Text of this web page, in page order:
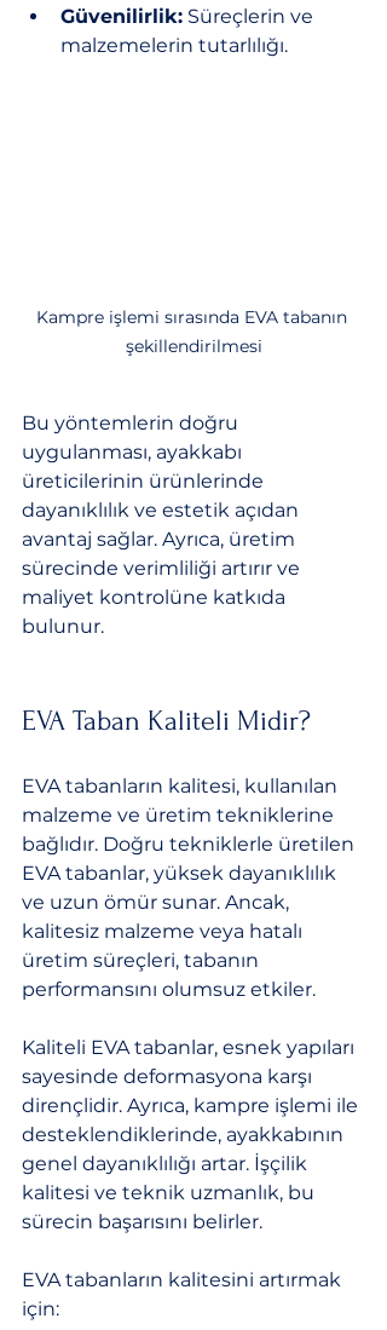
Güvenilirlik: Süreçlerin ve
malzemelerin tutarlılığı.
Kampre işlemi sırasında EVA tabanın
şekillendirilmesi
Bu yöntemlerin doğru
uygulanması, ayakkabı
üreticilerinin ürünlerinde
dayanıklılık ve estetik açıdan
avantaj sağlar. Ayrıca, üretim
sürecinde verimliliği artırır ve
maliyet kontrolüne katkıda
bulunur.
EVA Taban Kaliteli Midir?
EVA tabanların kalitesi, kullanılan
malzeme ve üretim tekniklerine
bağlıdır. Doğru tekniklerle üretilen
EVA tabanlar, yüksek dayanıklılık
ve uzun ömür sunar. Ancak,
kalitesiz malzeme veya hatalı
üretim süreçleri, tabanın
performansını olumsuz etkiler.
Kaliteli EVA tabanlar, esnek yapıları
sayesinde deformasyona karşı
dirençlidir. Ayrıca, kampre işlemi ile
desteklendiklerinde, ayakkabının
genel dayanıklılığı artar. İşçilik
kalitesi ve teknik uzmanlık, bu
sürecin başarısını belirler.
EVA tabanların kalitesini artırmak
için: